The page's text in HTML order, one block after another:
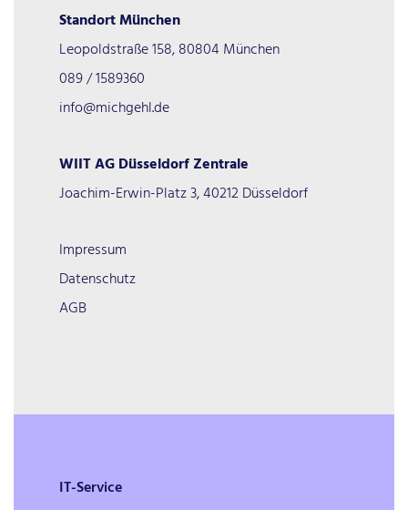
Standort München
Leopoldstraße 158, 80804 München
089 / 1589360
info@michgehl.de
WIIT AG Düsseldorf Zentrale
Joachim-Erwin-Platz 3, 40212 Düsseldorf
Impressum
Datenschutz
AGB
IT-Service